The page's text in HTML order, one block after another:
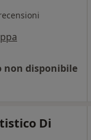
non disponibile
Di